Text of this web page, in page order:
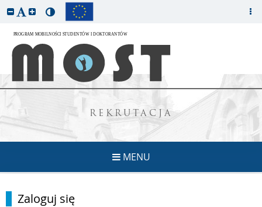
REKRUTACJA
MENU
Zaloguj się